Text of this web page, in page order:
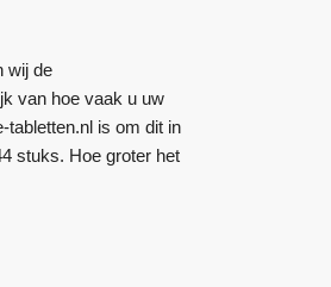
wij de
van hoe vaak u uw
tabletten.nl is om dit in
stuks. Hoe groter het